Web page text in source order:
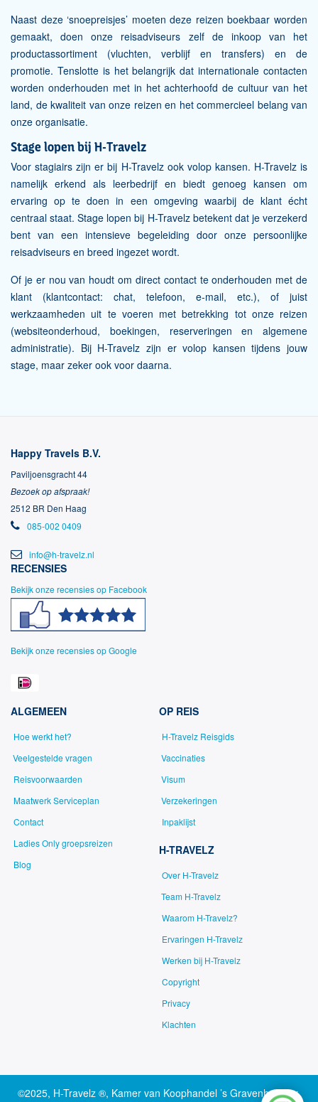
Naast deze ‘snoepreisjes’ moeten deze reizen boekbaar worden
gemaakt, doen onze reisadviseurs zelf de inkoop van het
productassortiment (vluchten, verblijf en transfers) en de
promotie. Tenslotte is het belangrijk dat internationale contacten
worden onderhouden met in het achterhoofd de cultuur van het
land, de kwaliteit van onze reizen en het commercieel belang van
onze organisatie.
Stage lopen bij H-Travelz
Voor stagiairs zijn er bij H-Travelz ook volop kansen. H-Travelz is
namelijk erkend als leerbedrijf en biedt genoeg kansen om
ervaring op te doen in een omgeving waarbij de klant écht
centraal staat. Stage lopen bij H-Travelz betekent dat je verzekerd
bent van een intensieve begeleiding door onze persoonlijke
reisadviseurs en breed ingezet wordt.
Of je er nou van houdt om direct contact te onderhouden met de
klant (klantcontact: chat, telefoon, e-mail, etc.), of juist
werkzaamheden uit te voeren met betrekking tot onze reizen
(websiteonderhoud, boekingen, reserveringen en algemene
administratie). Bij H-Travelz zijn er volop kansen tijdens jouw
stage, maar zeker ook voor daarna.
Happy Travels B.V.
Paviljoensgracht 44
Bezoek op afspraak!
2512 BR Den Haag
085-002 0409
info@h-travelz.nl
RECENSIES
Bekijk onze recensies op Facebook
Bekijk onze recensies op Google
ALGEMEEN
Hoe werkt het?
Veelgestelde vragen
Reisvoorwaarden
Maatwerk Serviceplan
Contact
Ladies Only groepsreizen
Blog
OP REIS
H-Travelz Reisgids
Vaccinaties
Visum
Verzekeringen
Inpaklijst
H-TRAVELZ
Over H-Travelz
Team H-Travelz
Waarom H-Travelz?
Ervaringen H-Travelz
Werken bij H-Travelz
Copyright
Privacy
Klachten
©2025, H-Travelz ®, Kamer van Koophandel ’s Gravenhage nr.